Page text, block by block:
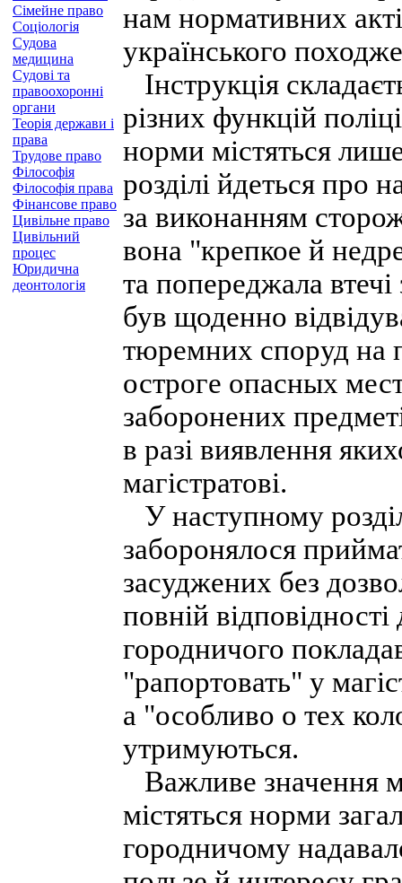
Сімейне право
Соціологія
Судова
медицина
Судові та
правоохоронні
органи
Теорія держави і
права
Трудове право
Філософія
Філософія права
Фінансове право
Цивільне право
Цивільний
процес
Юридична
деонтологія
нам нормативних
українського
Інструкція
різних функцій
норми містяться
розділі йдеться про
за виконанням
вона "крепкое й
та попереджала
був щоденно
тюремних споруд на
остроге опасных
заборонених
в разі виявлення
магістратові.
У наступному
заборонялося
засуджених без
повній
городничого
"рапортовать" у
а "особливо о тех
утримуються.
Важливе значення
містяться норми
городничому